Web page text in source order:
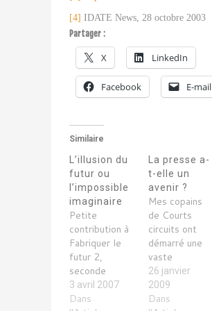
[4] IDATE News, 28 octobre 2003
Partager :
X LinkedIn
Facebook E-mail
Similaire
L’illusion du
futur ou
l’impossible
imaginaire
Petite
contribution à
Fabriquer le
futur 2,
seconde
édition du livre
de Pierre
3 avril 2007
Dans
La presse a-
t-elle un
avenir ?
Mes copains
de Courts
circuits ont
démarré une
vaste
réflexion sur la
presse et son
avenir – c’est
26 janvier
2009
Dans